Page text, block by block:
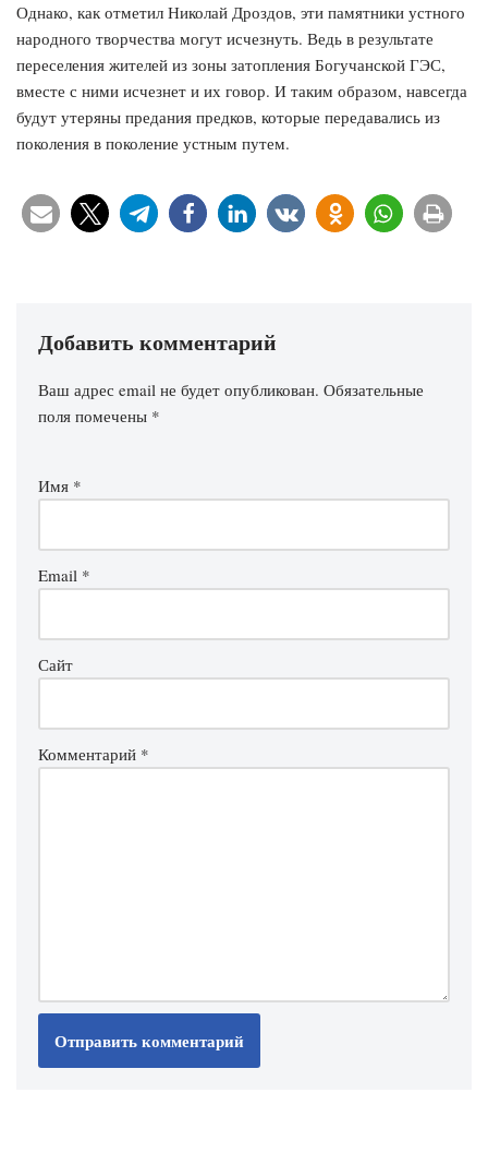
Однако, как отметил Николай Дроздов, эти памятники устного
народного творчества могут исчезнуть. Ведь в результате
переселения жителей из зоны затопления Богучанской ГЭС,
вместе с ними исчезнет и их говор. И таким образом, навсегда
будут утеряны предания предков, которые передавались из
поколения в поколение устным путем.
Добавить комментарий
Ваш адрес email не будет опубликован. Обязательные
поля помечены *
Имя *
Email *
Сайт
Комментарий *